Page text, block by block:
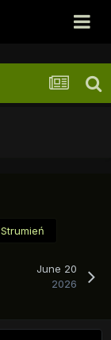
Strumień
June 20
2026